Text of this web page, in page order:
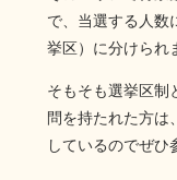
で、当選する人数
挙区）に分けられ
そもそも選挙区制
問を持たれた方は
しているのでぜひ